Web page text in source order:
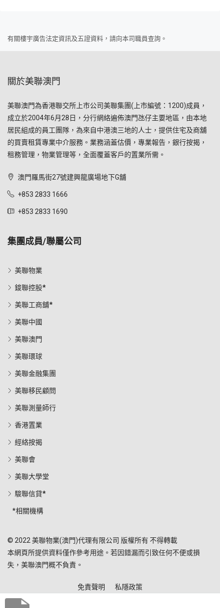
有關樓宇廣告法定資訊及五證資料，請向本司職員查詢。
關於美聯澳門
美聯澳門為香港聯交所上市公司美聯集團(上市編號：1200)成員，
成立於2004年6月28日，分行網絡遍佈澳門氹仔主要地區，由本地
居民組成的員工團隊，為來自中港澳三地的人士，提供住宅及商舖
的買賣租賃專業中介服務。業務涵蓋估價，專業報告，銀行按揭，
租務管理，物業管理等，全面覆蓋客戶的置業所需。
澳門羅馬街27號建興龍廣場地下G舖
+853 2833 1666
+853 2833 1690
集團成員/聯屬公司
美聯物業
鋑聯控股*
美聯工商舖*
美聯中國
美聯澳門
美聯環球
美聯金融集團
美聯移民顧問
美聯測量師行
香港置業
經絡按揭
美聯會
美聯大學堂
駿聯信貸*
*相關機構
© 2022 美聯物業(澳門)代理有限公司 版權所有 不得轉載
本網頁所提供資料僅作參考用途。若因錯漏而引致任何不便或損
失，美聯澳門概不負責。
免責聲明 私隱政策